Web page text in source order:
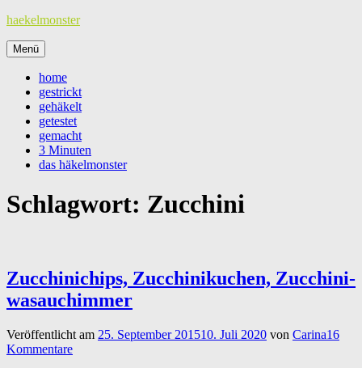
Zum
springen
haekelmonster
Menü
home
gestrickt
gehäkelt
getestet
gemacht
3 Minuten
das häkelmonster
Schlagwort: Zucchini
Zucchinichips, Zucchinikuchen, Zucchini-
wasauchimmer
Veröffentlicht am 25. September 201510. Juli 2020 von Carina16
Kommentare